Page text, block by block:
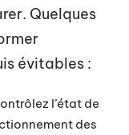
Quelques
évitables :
l’état de
des